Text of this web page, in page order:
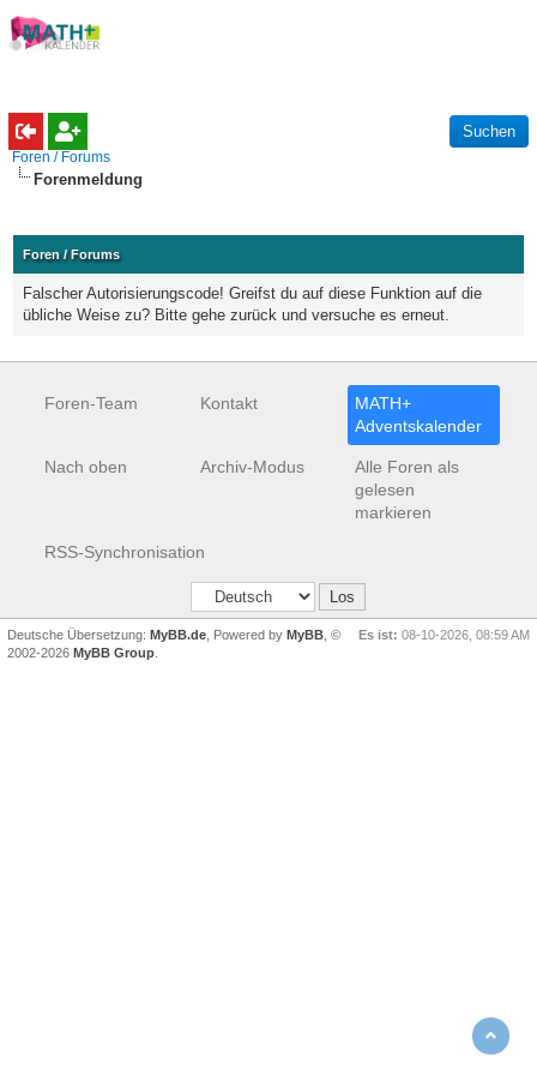
Foren / Forums
Forenmeldung
Foren / Forums
Falscher Autorisierungscode! Greifst du auf diese Funktion auf die
übliche Weise zu? Bitte gehe zurück und versuche es erneut.
Foren-Team Kontakt
MATH+
Adventskalender
Nach oben Archiv-Modus
Alle Foren als
gelesen
markieren
RSS-Synchronisation
Es ist: 08-10-2026, 08:59 AM
Deutsche Übersetzung: MyBB.de , Powered by MyBB , ©
2002-2026 MyBB Group